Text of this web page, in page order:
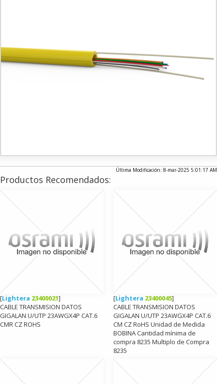
Última Modificación: 8-mar-2025 5:01:17 AM
Productos Recomendados:
[Lightera 23400021]
CABLE TRANSMISION DATOS
GIGALAN U/UTP 23AWGX4P CAT.6
CMR CZ ROHS
[Lightera 23400045]
CABLE TRANSMISION DATOS
GIGALAN U/UTP 23AWGX4P CAT.6
CM CZ RoHS Unidad de Medida
BOBINA Cantidad mínima de
compra 8235 Multiplo de Compra
8235